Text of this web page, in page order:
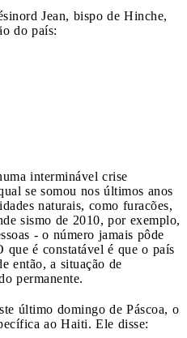
Jean, bispo de Hinche,
do país:
interminável crise
se somou nos últimos anos
naturais, como furacões,
sismo de 2010, por exemplo,
- o número jamais pôde
que é constatável é que o país
então, a situação de
permanente.
último domingo de Páscoa, o
ao Haiti. Ele disse: